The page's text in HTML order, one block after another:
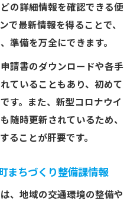
の詳細情報を確認できる便
で最新情報を得ることで、
準備を万全にできます。
請書のダウンロードや各手
ていることもあり、初めて
す。また、新型コロナウイ
随時更新されているため、
ることが肝要です。
まちづくり整備課情報
、地域の交通環境の整備や